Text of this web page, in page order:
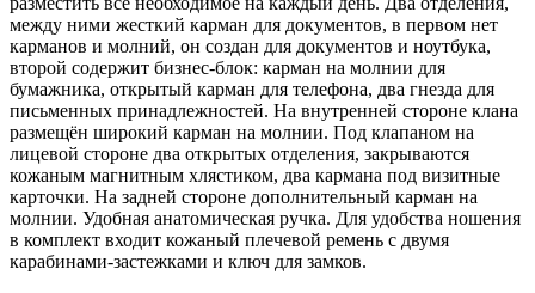
между ними жесткий карман для документов, в первом нет
карманов и молний, он создан для документов и ноутбука,
второй содержит бизнес-блок: карман на молнии для
бумажника, открытый карман для телефона, два гнезда для
письменных принадлежностей. На внутренней стороне клана
размещён широкий карман на молнии. Под клапаном на
лицевой стороне два открытых отделения, закрываются
кожаным магнитным хлястиком, два кармана под визитные
карточки. На задней стороне дополнительный карман на
молнии. Удобная анатомическая ручка. Для удобства ношения
в комплект входит кожаный плечевой ремень с двумя
карабинами-застежками и ключ для замков.